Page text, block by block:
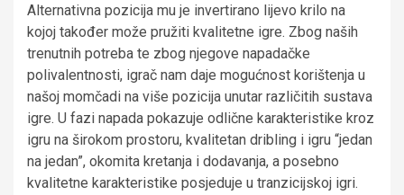
Alternativna pozicija mu je invertirano lijevo krilo na
kojoj također može pružiti kvalitetne igre. Zbog naših
trenutnih potreba te zbog njegove napadačke
polivalentnosti, igrač nam daje mogućnost korištenja u
našoj momčadi na više pozicija unutar različitih sustava
igre. U fazi napada pokazuje odlične karakteristike kroz
igru na širokom prostoru, kvalitetan dribling i igru “jedan
na jedan”, okomita kretanja i dodavanja, a posebno
kvalitetne karakteristike posjeduje u tranzicijskoj igri.